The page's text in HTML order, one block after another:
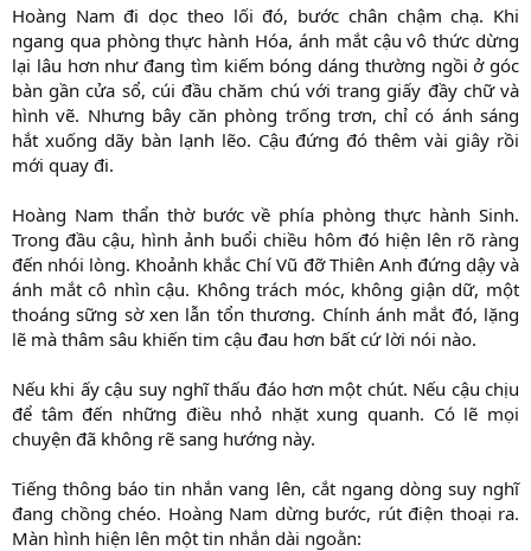
Hoàng Nam đi dọc theo lối đó, bước chân chậm chạ. Khi
ngang qua phòng thực hành Hóa, ánh mắt cậu vô thức dừng
lại lâu hơn như đang tìm kiếm bóng dáng thường ngồi ở góc
bàn gần cửa sổ, cúi đầu chăm chú với trang giấy đầy chữ và
hình vẽ. Nhưng bây căn phòng trống trơn, chỉ có ánh sáng
hắt xuống dãy bàn lạnh lẽo. Cậu đứng đó thêm vài giây rồi
mới quay đi.
Hoàng Nam thẩn thờ bước về phía phòng thực hành Sinh.
Trong đầu cậu, hình ảnh buổi chiều hôm đó hiện lên rõ ràng
đến nhói lòng. Khoảnh khắc Chí Vũ đỡ Thiên Anh đứng dậy và
ánh mắt cô nhìn cậu. Không trách móc, không giận dữ, một
thoáng sững sờ xen lẫn tổn thương. Chính ánh mắt đó, lặng
lẽ mà thâm sâu khiến tim cậu đau hơn bất cứ lời nói nào.
Nếu khi ấy cậu suy nghĩ thấu đáo hơn một chút. Nếu cậu chịu
để tâm đến những điều nhỏ nhặt xung quanh. Có lẽ mọi
chuyện đã không rẽ sang hướng này.
Tiếng thông báo tin nhắn vang lên, cắt ngang dòng suy nghĩ
đang chồng chéo. Hoàng Nam dừng bước, rút điện thoại ra.
Màn hình hiện lên một tin nhắn dài ngoằn: